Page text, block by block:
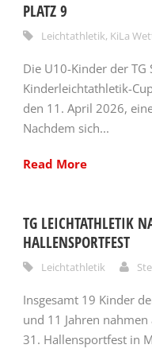
PLATZ 9
Leichtathletik, KiLa
Die U10-Kinder der TG
Kinderleichtathletik-
den 11. April 2026,
Nachdem sich...
Read More
TG LEICHTATHLETIK
HALLENSPORTFEST
Leichtathletik
Insgesamt 19 Kinder
und 11 Jahren
31. Hallensportfest in